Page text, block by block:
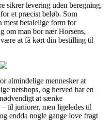
sikrer levering uden beregning,
et præcist beløb. Som
mest betalelige form for
om man bor nær Horsens,
at få kørt din bestilling til
almindelige mennesker at
netshops, og herved har en
at sænke
til juniorer, men ligeledes til
endda nogle gange love fragt